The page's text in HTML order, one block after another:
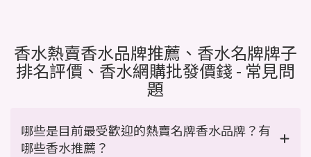
香水熱賣香水品牌推薦、香水名牌牌子
排名評價、香水網購批發價錢 - 常見問
題
哪些是目前最受歡迎的熱賣名牌香水品牌？有
哪些香水推薦？